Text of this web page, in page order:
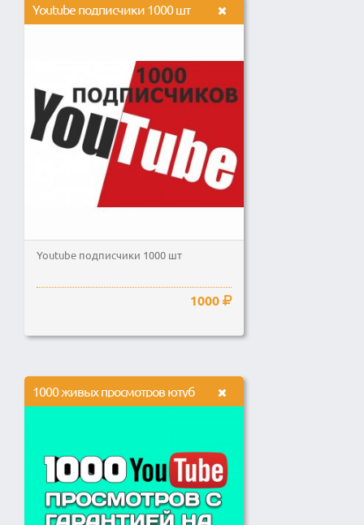
Youtube подписчики 1000 шт
Youtube подписчики 1000 шт
1000
1000 живых просмотров ютуб